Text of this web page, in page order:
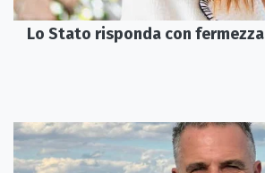
Lo Stato risponda con fermezza